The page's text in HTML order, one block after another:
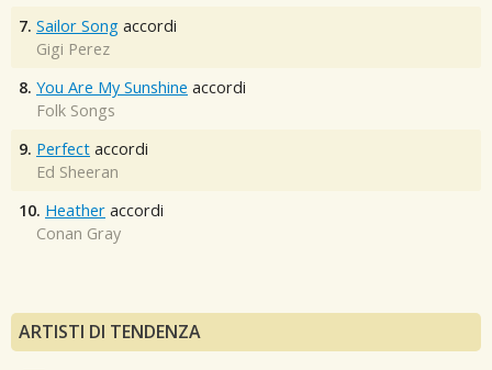
7. Sailor Song accordi
Gigi Perez
8. You Are My Sunshine accordi
Folk Songs
9. Perfect accordi
Ed Sheeran
10. Heather accordi
Conan Gray
ARTISTI DI TENDENZA